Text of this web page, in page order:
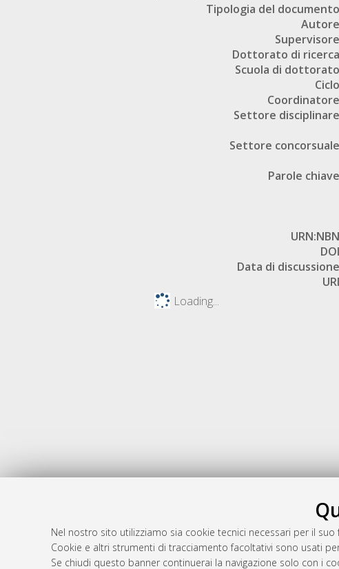
Nel nostro sito utilizziamo sia cookie tecnici necessari per il
Cookie e altri strumenti di tracciamento facoltativi sono usati
Se chiudi questo banner continuerai la navigazione solo con i
Tipologia del documento
Autore
Supervisore
Dottorato di ricerca
Scuola di dottorato
Ciclo
Coordinatore
Settore disciplinare
Settore concorsuale
Parole chiave
URN:NBN
DOI
Data di discussione
URI
Loading...
Atom
Rss 1.0
AMS Dottorato
ISSN: 2038-7946